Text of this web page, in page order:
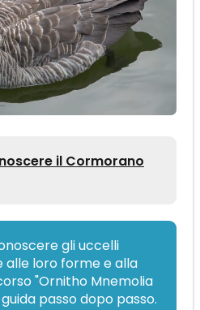
il Cormorano
gli uccelli
alle loro forme e alla
"Ornitho Mnemolia
passo dopo passo.